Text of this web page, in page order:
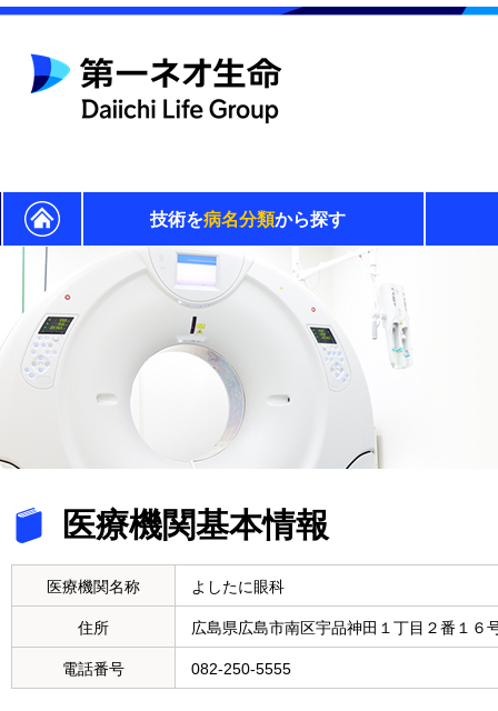
技術を病名分類から探す
医療機関基本情報
医療機関名称 よしたに眼科
住所 広島県広島市南区宇品神田１丁目２番１
電話番号 082-250-5555